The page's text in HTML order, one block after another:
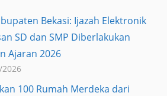
Bekasi: Ijazah Elektronik
SD dan SMP Diberlakukan
Ajaran 2026
100 Rumah Merdeka dari